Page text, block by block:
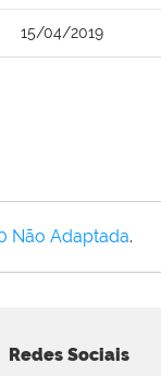
15/04/2019
Não Adaptada.
Redes Sociais